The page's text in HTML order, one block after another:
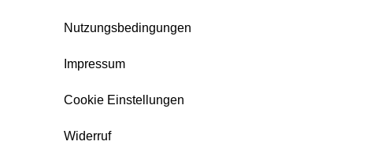
Nutzungsbedingungen
Impressum
Cookie Einstellungen
Widerruf